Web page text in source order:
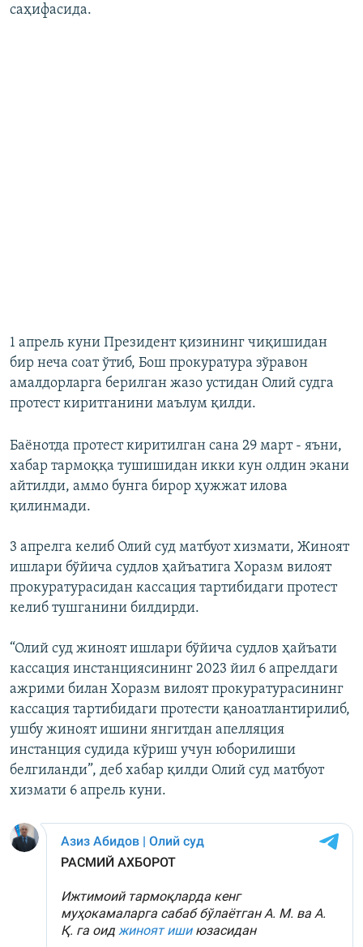
саҳифасида.
1 апрель куни Президент қизининг чиқишидан
бир неча соат ўтиб, Бош прокуратура зўравон
амалдорларга берилган жазо устидан Олий судга
протест киритганини маълум қилди.
Баёнотда протест киритилган сана 29 март - яъни,
хабар тармоққа тушишидан икки кун олдин экани
айтилди, аммо бунга бирор ҳужжат илова
қилинмади.
3 апрелга келиб Олий суд матбуот хизмати, Жиноят
ишлари бўйича судлов ҳайъатига Хоразм вилоят
прокуратурасидан кассация тартибидаги протест
келиб тушганини билдирди.
“Олий суд жиноят ишлари бўйича судлов ҳайъати
кассация инстанциясининг 2023 йил 6 апрелдаги
ажрими билан Хоразм вилоят прокуратурасининг
кассация тартибидаги протести қаноатлантирилиб,
ушбу жиноят ишини янгитдан апелляция
инстанция судида кўриш учун юборилиши
белгиланди”, деб хабар қилди Олий суд матбуот
хизмати 6 апрель куни.